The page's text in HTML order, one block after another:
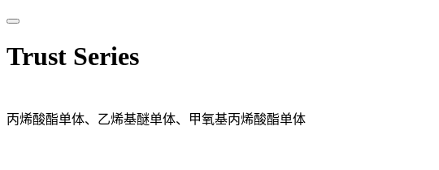
Trust Series
丙烯酸酯单体、乙烯基醚单体、甲氧基丙烯酸酯单体